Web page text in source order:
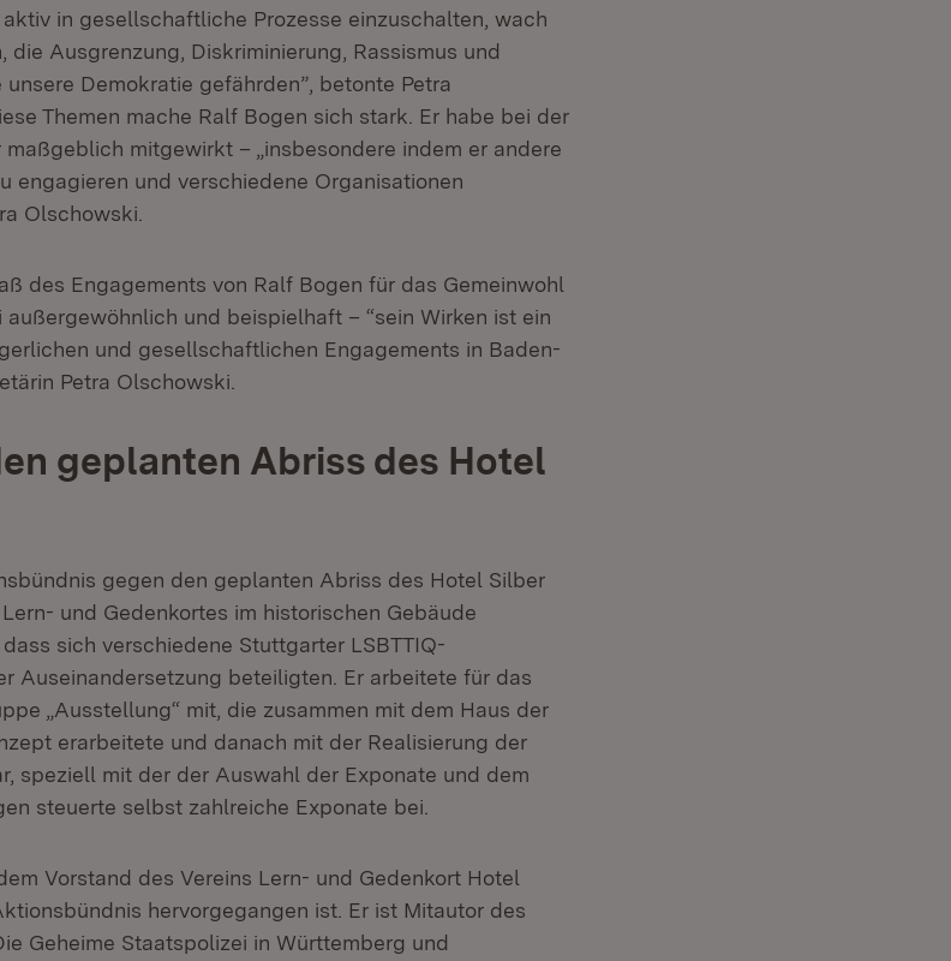
in gesellschaftliche Prozesse einzuschalten, wach
Ausgrenzung, Diskriminierung, Rassismus und
Demokratie gefährden”, betonte Petra
Themen mache Ralf Bogen sich stark. Er habe bei der
mitgewirkt – „insbesondere indem er andere
engagieren und verschiedene Organisationen
Olschowski.
des Engagements von Ralf Bogen für das Gemeinwohl
und beispielhaft – “sein Wirken ist ein
und gesellschaftlichen Engagements in Baden-
Petra Olschowski.
geplanten Abriss des Hotel
gegen den geplanten Abriss des Hotel Silber
und Gedenkortes im historischen Gebäude
sich verschiedene Stuttgarter LSBTTIQ-
Auseinandersetzung beteiligten. Er arbeitete für das
„Ausstellung“ mit, die zusammen mit dem Haus der
erarbeitete und danach mit der Realisierung der
speziell mit der der Auswahl der Exponate und dem
steuerte selbst zahlreiche Exponate bei.
Vorstand des Vereins Lern- und Gedenkort Hotel
hervorgegangen ist. Er ist Mitautor des
Geheime Staatspolizei in Württemberg und